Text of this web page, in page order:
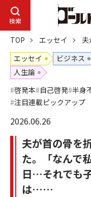
検索
TOP エッセイ
エッセイ
ビジネス
人生論
啓発本 自己啓発 半身
注目連載ピックアップ
2026.06.26
夫が首の骨を
た。「なんで
日…それでも
は……